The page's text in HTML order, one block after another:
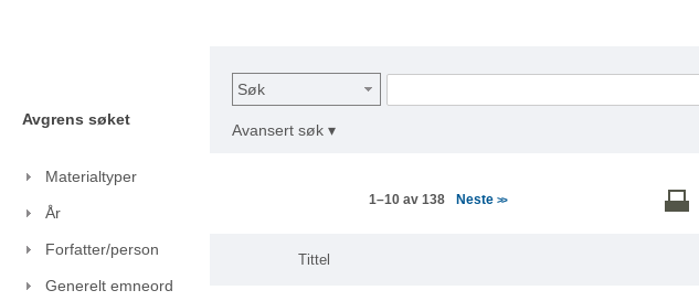
Avgrens søket
Materialtyper
År
Forfatter/person
Generelt emneord
Søk
Avansert søk ▾
1–10 av 138 Neste >>
Tittel